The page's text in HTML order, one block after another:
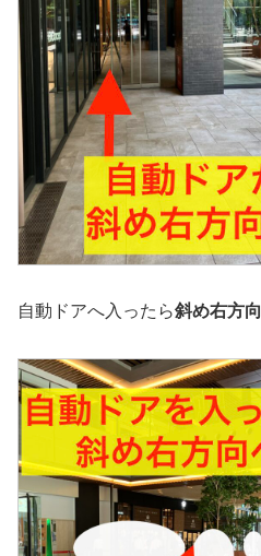
自動ドアへ入ったら斜め右方向